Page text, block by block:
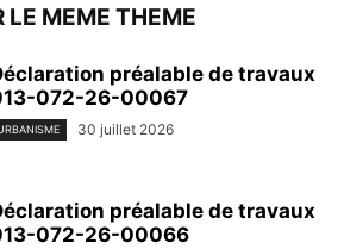
LE MEME THEME
préalable de travaux
072-26-00067
30 juillet 2026
préalable de travaux
072-26-00066